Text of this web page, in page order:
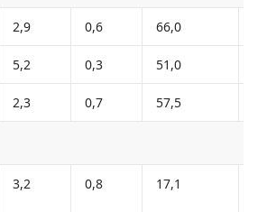
2,9 0,6 66,0
5,2 0,3 51,0
2,3 0,7 57,5
3,2 0,8 17,1